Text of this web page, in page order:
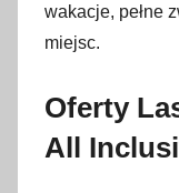
wakacje, pełne
miejsc.
Oferty
All